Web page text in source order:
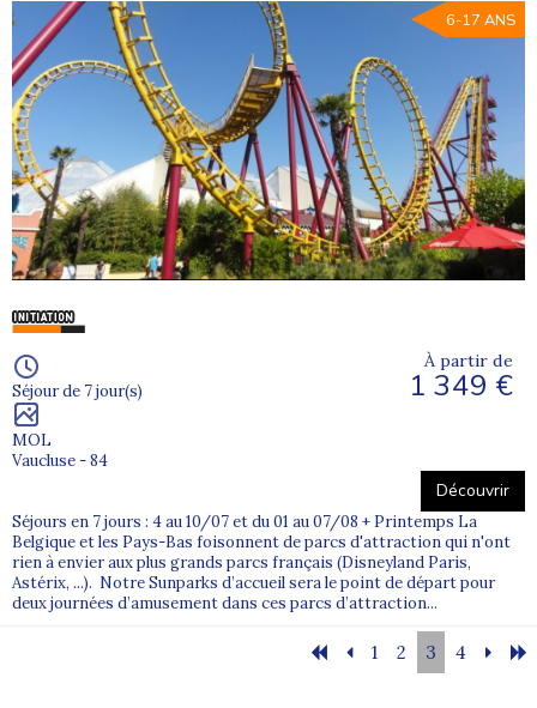
6-17 ANS
Séjour de 7 jour(s)
MOL
Vaucluse - 84
À partir de
1 349 €
Découvrir
Séjours en 7 jours : 4 au 10/07 et du 01 au 07/08 + Printemps La
Belgique et les Pays-Bas foisonnent de parcs d'attraction qui n'ont
rien à envier aux plus grands parcs français (Disneyland Paris,
Astérix, ...). Notre Sunparks d’accueil sera le point de départ pour
deux journées d’amusement dans ces parcs d’attraction...
1 2 3 4